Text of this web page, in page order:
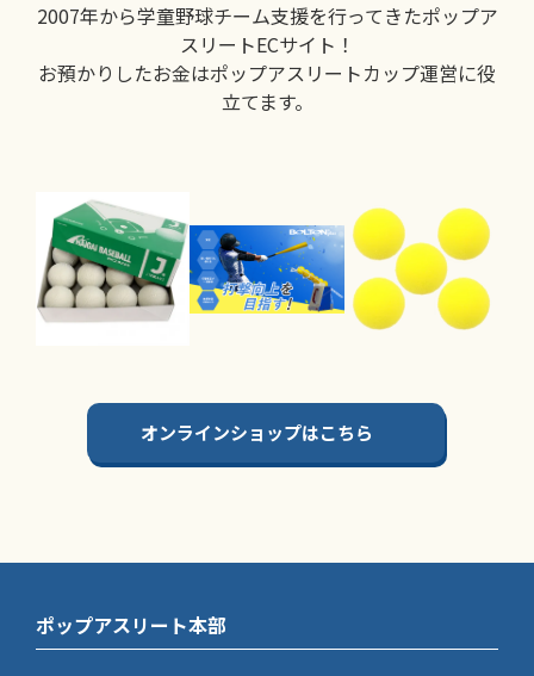
2007年から学童野球チーム支援を行ってきたポップア
スリートECサイト！
お預かりしたお金はポップアスリートカップ運営に役
立てます。
オンラインショップはこちら
ポップアスリート本部